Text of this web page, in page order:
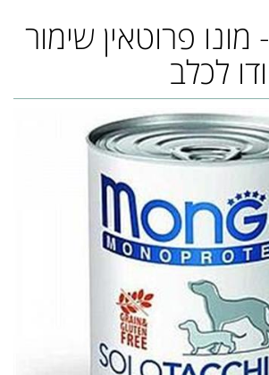
MONGE- מונו פרוטאין שימור